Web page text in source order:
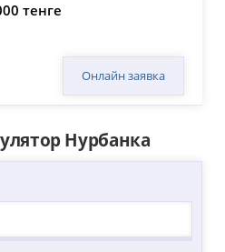
тенге
Онлайн заявка
Нурбанка